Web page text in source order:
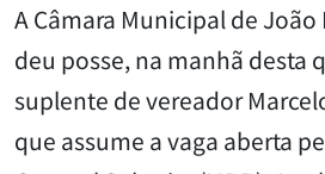
A Câmara Municipal de João
deu posse, na manhã desta
suplente de vereador
que assume a vaga aberta